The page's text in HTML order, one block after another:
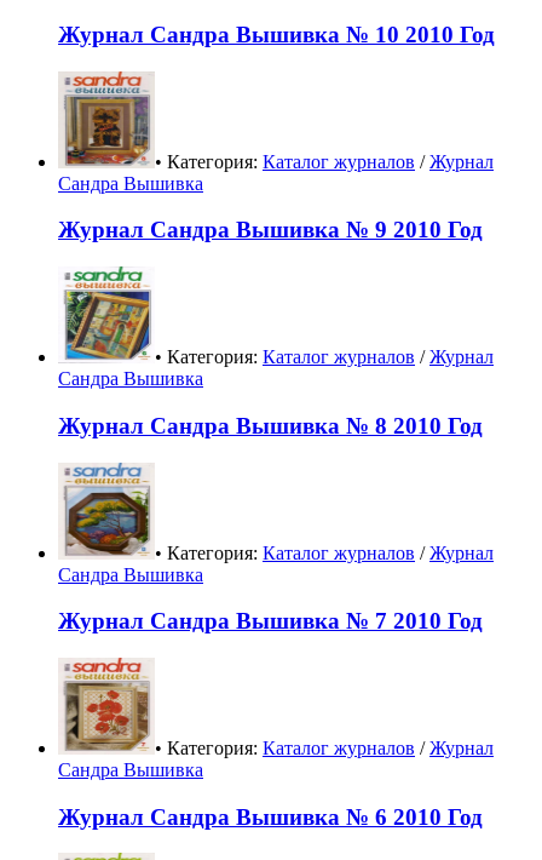
Журнал Сандра Вышивка № 10 2010 Год
• Категория: Каталог журналов /Журнал
Сандра Вышивка
Журнал Сандра Вышивка № 9 2010 Год
• Категория: Каталог журналов /Журнал
Сандра Вышивка
Журнал Сандра Вышивка № 8 2010 Год
• Категория: Каталог журналов /Журнал
Сандра Вышивка
Журнал Сандра Вышивка № 7 2010 Год
• Категория: Каталог журналов /Журнал
Сандра Вышивка
Журнал Сандра Вышивка № 6 2010 Год